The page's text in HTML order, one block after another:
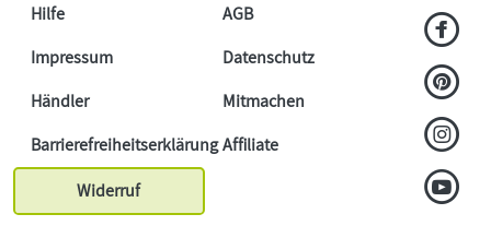
Hilfe
AGB
Impressum
Datenschutz
Händler
Mitmachen
BarrierefreiheitserklärungAffiliate
Widerruf